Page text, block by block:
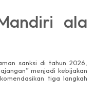
ala
sanksi di tahun 2026,
menjadi kebijakan
tiga langkah